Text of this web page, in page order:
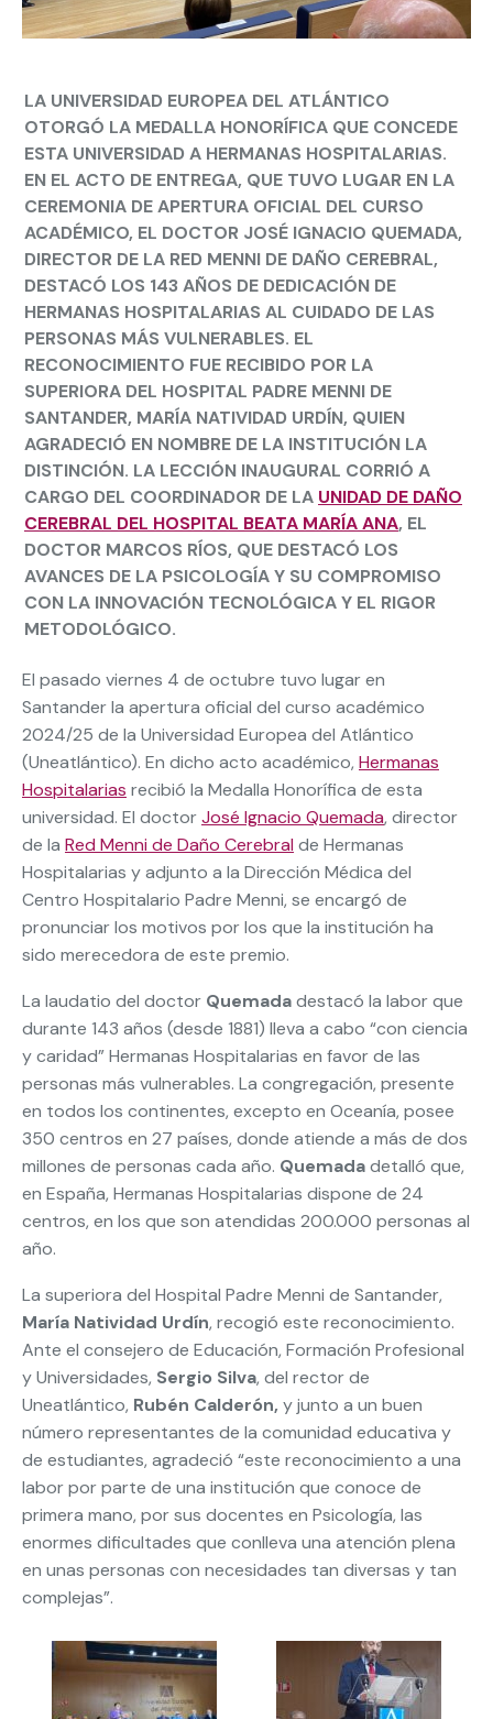
LA UNIVERSIDAD EUROPEA DEL ATLÁNTICO
OTORGÓ LA MEDALLA HONORÍFICA QUE CONCEDE
ESTA UNIVERSIDAD A HERMANAS HOSPITALARIAS.
EN EL ACTO DE ENTREGA, QUE TUVO LUGAR EN LA
CEREMONIA DE APERTURA OFICIAL DEL CURSO
ACADÉMICO, EL DOCTOR JOSÉ IGNACIO QUEMADA,
DIRECTOR DE LA RED MENNI DE DAÑO CEREBRAL,
DESTACÓ LOS 143 AÑOS DE DEDICACIÓN DE
HERMANAS HOSPITALARIAS AL CUIDADO DE LAS
PERSONAS MÁS VULNERABLES. EL
RECONOCIMIENTO FUE RECIBIDO POR LA
SUPERIORA DEL HOSPITAL PADRE MENNI DE
SANTANDER, MARÍA NATIVIDAD URDÍN, QUIEN
AGRADECIÓ EN NOMBRE DE LA INSTITUCIÓN LA
DISTINCIÓN. LA LECCIÓN INAUGURAL CORRIÓ A
CARGO DEL COORDINADOR DE LA UNIDAD DE DAÑO
CEREBRAL DEL HOSPITAL BEATA MARÍA ANA, EL
DOCTOR MARCOS RÍOS, QUE DESTACÓ LOS
AVANCES DE LA PSICOLOGÍA Y SU COMPROMISO
CON LA INNOVACIÓN TECNOLÓGICA Y EL RIGOR
METODOLÓGICO.
El pasado viernes 4 de octubre tuvo lugar en
Santander la apertura oficial del curso académico
2024/25 de la Universidad Europea del Atlántico
(Uneatlántico). En dicho acto académico, Hermanas
Hospitalarias recibió la Medalla Honorífica de esta
universidad. El doctorJosé Ignacio Quemada, director
de la Red Menni de Daño Cerebral de Hermanas
Hospitalarias y adjunto a la Dirección Médica del
Centro Hospitalario Padre Menni, se encargó de
pronunciar los motivos por los que la institución ha
sido merecedora de este premio.
La laudatio del doctor Quemadadestacó la labor que
durante 143 años (desde 1881) lleva a cabo “con ciencia
y caridad” Hermanas Hospitalarias en favor de las
personas más vulnerables. La congregación, presente
en todos los continentes, excepto en Oceanía, posee
350 centros en 27 países, donde atiende a más de dos
millones de personas cada año. Quemadadetalló que,
en España, Hermanas Hospitalarias dispone de 24
centros, en los que son atendidas 200.000 personas al
año.
La superiora del Hospital Padre Menni de Santander,
María Natividad Urdín, recogió este reconocimiento.
Ante el consejero de Educación, Formación Profesional
y Universidades, Sergio Silva, del rector de
Uneatlántico, Rubén Calderón, y junto a un buen
número representantes de la comunidad educativa y
de estudiantes, agradeció “este reconocimiento a una
labor por parte de una institución que conoce de
primera mano, por sus docentes en Psicología, las
enormes dificultades que conlleva una atención plena
en unas personas con necesidades tan diversas y tan
complejas”.